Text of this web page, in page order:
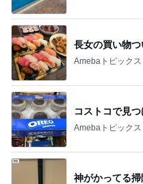
長女の買い物
Amebaトピックス
コストコで見
Amebaトピックス
神がかってる掃